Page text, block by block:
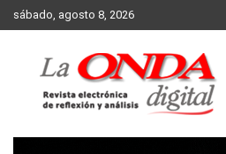
Skip
to
sábado, agosto 8, 2026